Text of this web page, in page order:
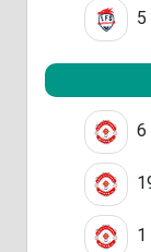
5
6
1